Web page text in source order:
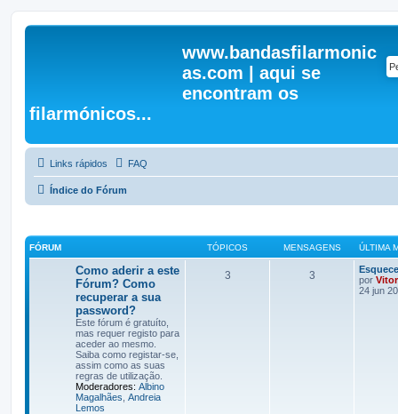
www.bandasfilarmonic
as.com | aqui se
encontram os
filarmónicos...
Links rápidos FAQ
Índice do Fórum
FÓRUM TÓPICOS MENSAGENS ÚLTIMA
Como aderir a este
Fórum? Como
recuperar a sua
password?
Este fórum é gratuíto,
mas requer registo para
aceder ao mesmo.
Saiba como registar-se,
assim como as suas
regras de utilização.
Moderadores: Albino
Magalhães Andreia
Lemos
3 3
por
24 jun